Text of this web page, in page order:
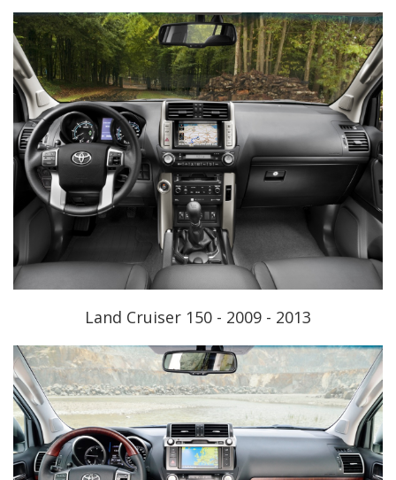
Land Cruiser 150 - 2009 - 2013